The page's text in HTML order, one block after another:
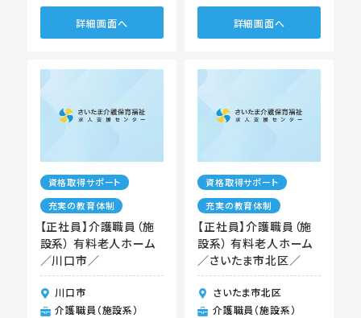
詳細画面へ 詳細画面へ
資格取得サポート
充実の教育体制
【正社員】介護職員（施
設系） 有料老人ホーム
／川口市／
川口市
介護職員（施設系）
資格取得サポート
充実の教育体制
【正社員】介護職員（施
設系） 有料老人ホーム
／さいたま市北区／
さいたま市北区
介護職員（施設系）